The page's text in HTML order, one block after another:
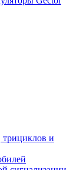
трициклов и